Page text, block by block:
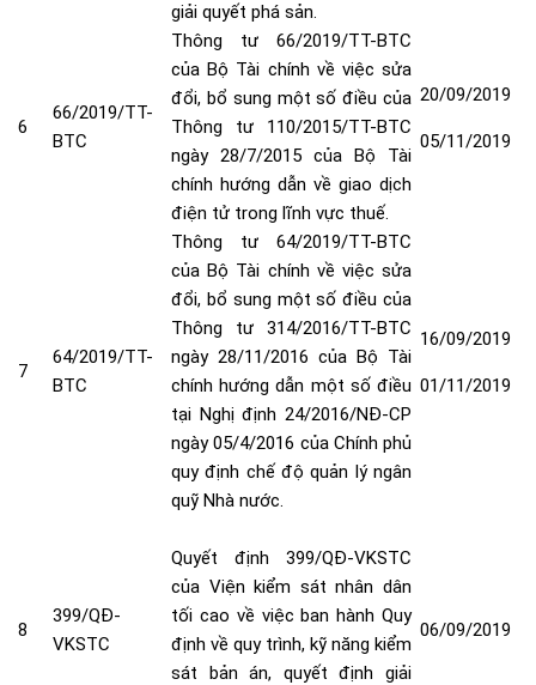
giải quyết phá sản.
6
66/2019/TT-
BTC
Thông tư 66/2019/TT-BTC
của Bộ Tài chính về việc sửa
đổi, bổ sung một số điều của
Thông tư 110/2015/TT-BTC
ngày 28/7/2015 của Bộ Tài
chính hướng dẫn về giao dịch
điện tử trong lĩnh vực thuế.
20/09/2019
05/11/2019
7
64/2019/TT-
BTC
Thông tư 64/2019/TT-BTC
của Bộ Tài chính về việc sửa
đổi, bổ sung một số điều của
Thông tư 314/2016/TT-BTC
ngày 28/11/2016 của Bộ Tài
chính hướng dẫn một số điều
tại Nghị định 24/2016/NĐ-CP
ngày 05/4/2016 của Chính phủ
quy định chế độ quản lý ngân
quỹ Nhà nước.
16/09/2019
01/11/2019
8
399/QĐ-
VKSTC
Quyết định 399/QĐ-VKSTC
của Viện kiểm sát nhân dân
tối cao về việc ban hành Quy
định về quy trình, kỹ năng kiểm
sát bản án, quyết định giải
06/09/2019